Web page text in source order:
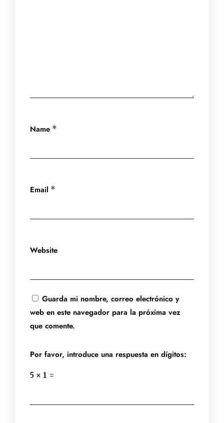
Name *
Email *
Website
Guarda mi nombre, correo electrónico y
web en este navegador para la próxima vez
que comente.
Por favor, introduce una respuesta en dígitos:
5 × 1 =